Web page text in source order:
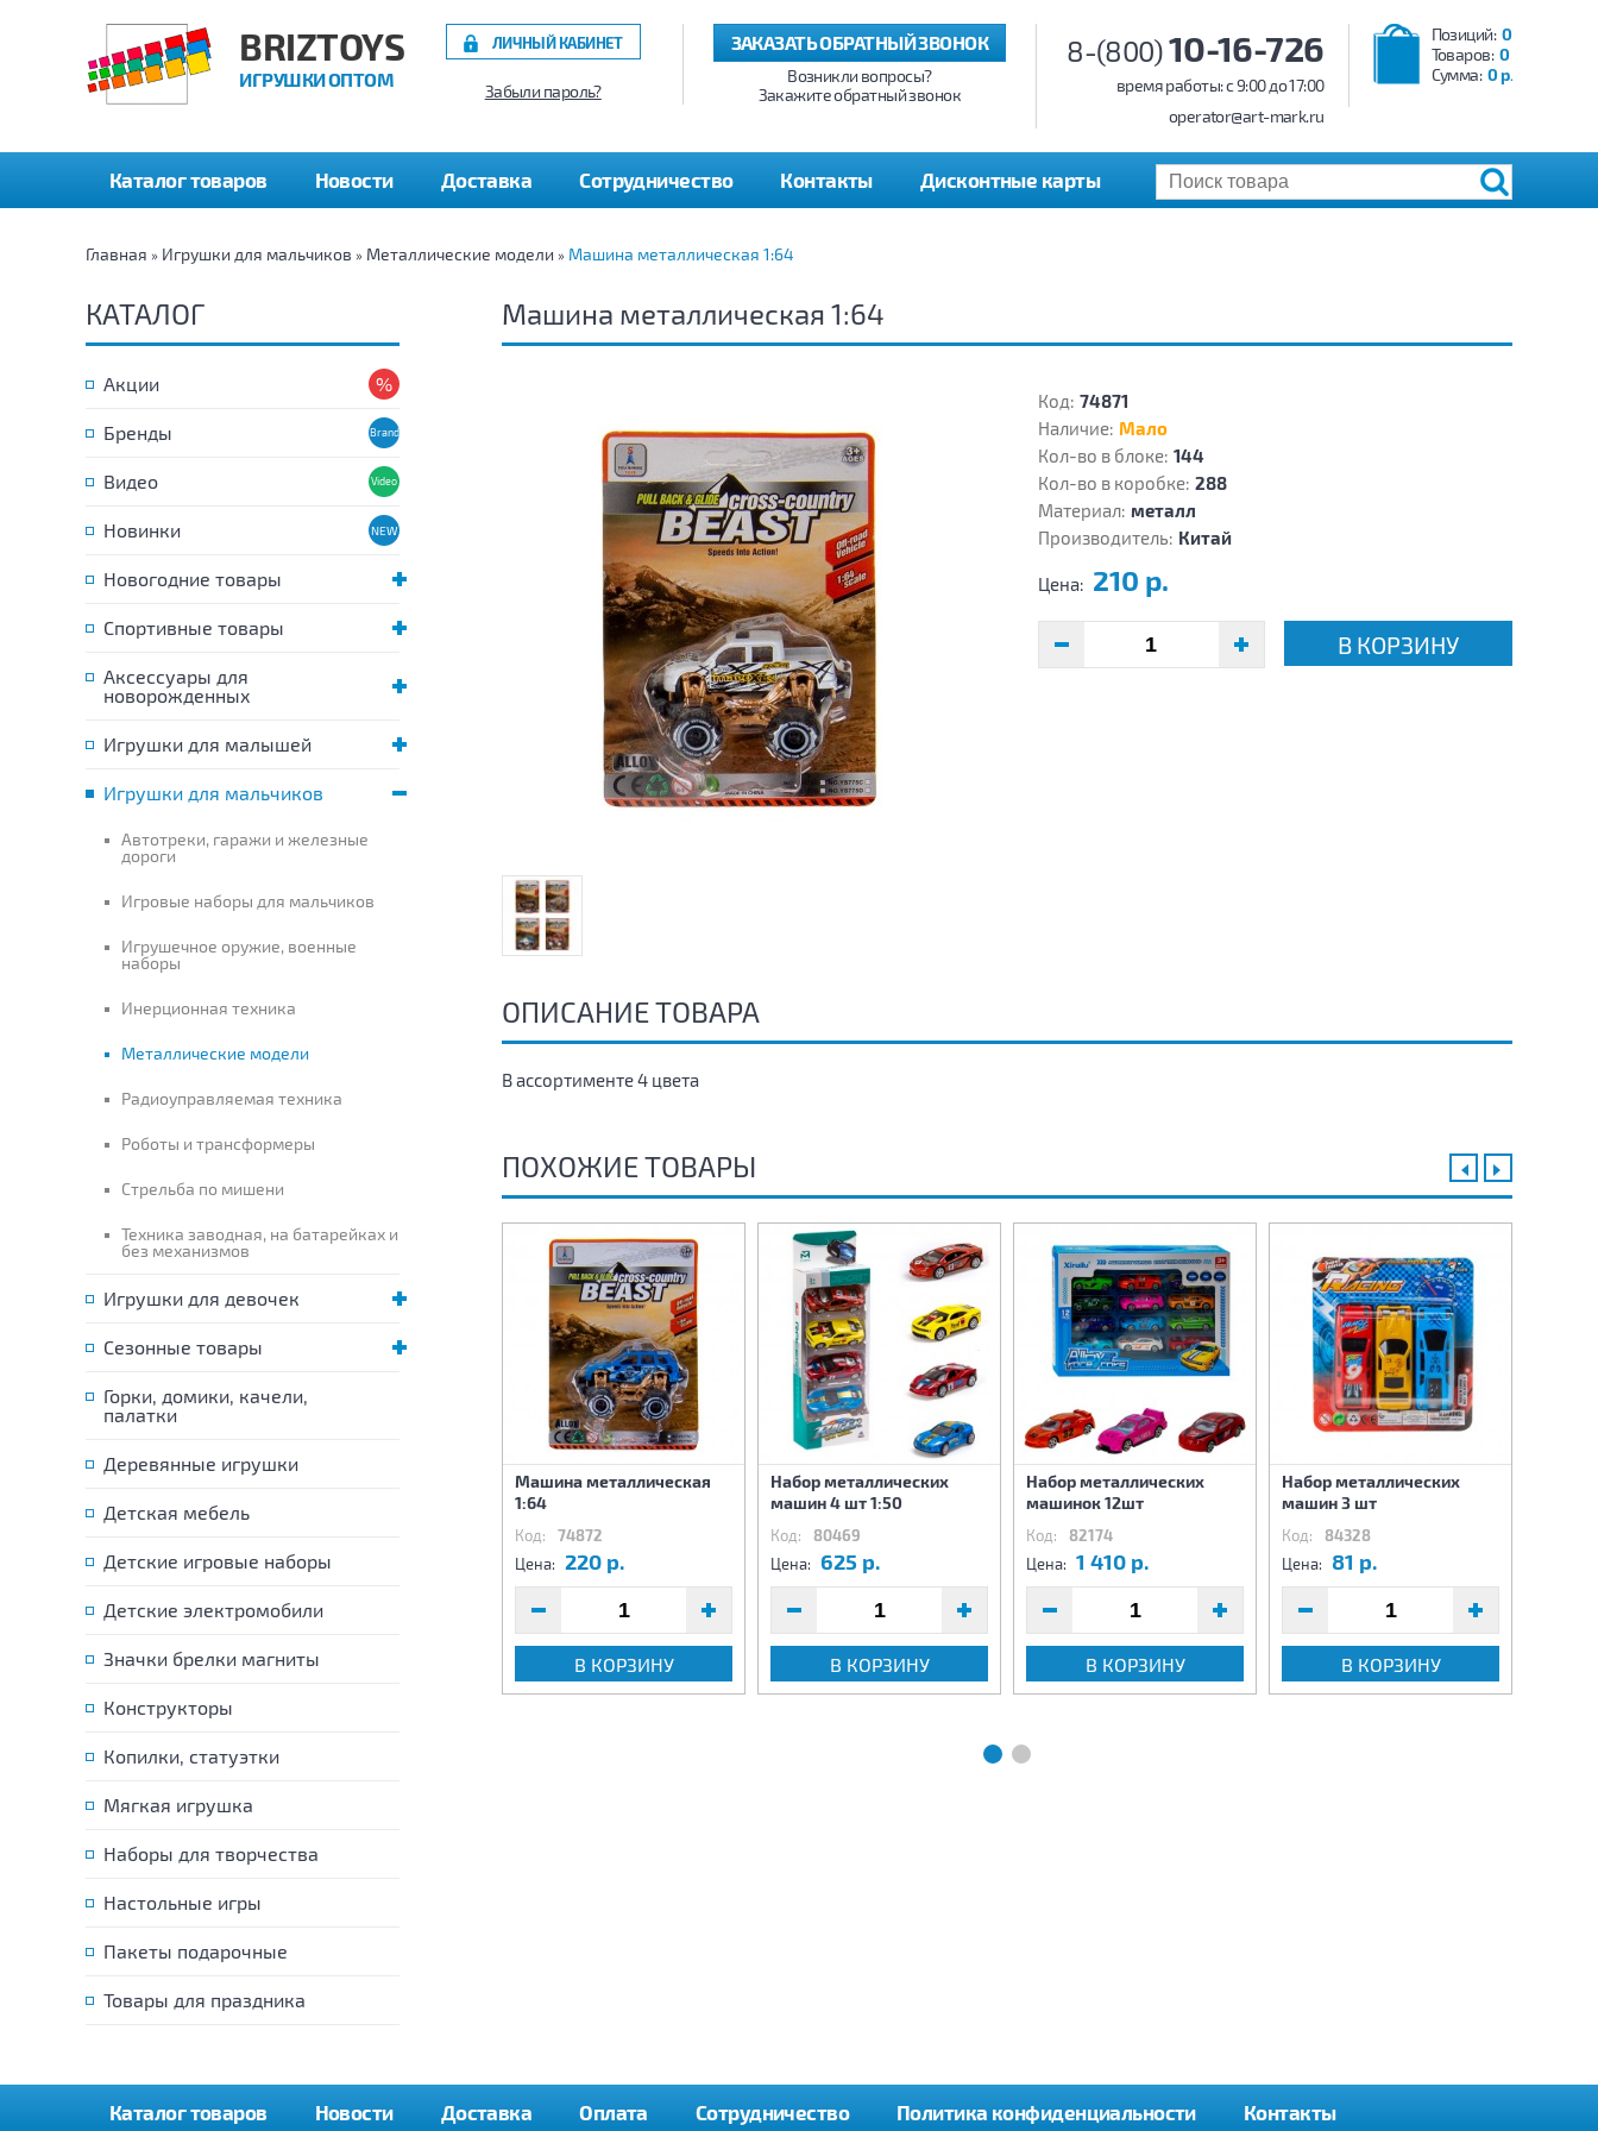
BRIZTOYS
ИГРУШКИ ОПТОМ
Позиций: 0
Товаров: 0
Сумма: 0 р.
8-(800)10-16-726
время работы: c 9:00 до 17:00
operator@art-mark.ru
ЗАКАЗАТЬ ОБРАТНЫЙ ЗВОНОК
Возникли вопросы?
Закажите обратный звонок
ЛИЧНЫЙ КАБИНЕТ
Забыли пароль?
Каталог товаров Новости Доставка Сотрудничество Контакты Дисконтные карты
Главная » Игрушки для мальчиков » Металлические модели » Машина металлическая 1:64
КАТАЛОГ
Акции
Бренды
Видео
Новинки
Новогодние товары
Спортивные товары
Аксессуары для
новорожденных
Игрушки для малышей
Игрушки для мальчиков
Автотреки, гаражи и железные
дороги
Игровые наборы для мальчиков
Игрушечное оружие, военные
наборы
Инерционная техника
Металлические модели
Радиоуправляемая техника
Роботы и трансформеры
Стрельба по мишени
Техника заводная, на батарейках и
без механизмов
Игрушки для девочек
Сезонные товары
Горки, домики, качели,
палатки
Деревянные игрушки
Детская мебель
Детские игровые наборы
Детские электромобили
Значки брелки магниты
Конструкторы
Копилки, статуэтки
Мягкая игрушка
Наборы для творчества
Настольные игры
Пакеты подарочные
Товары для праздника
Машина металлическая 1:64
Код: 74871
Наличие: Мало
Кол-во в блоке: 144
Кол-во в коробке: 288
Материал: металл
Производитель: Китай
Цена: 210 р.
В КОРЗИНУ
ОПИСАНИЕ ТОВАРА
В ассортименте 4 цвета
ПОХОЖИЕ ТОВАРЫ
Набор металлических
машин Полиция 12 шт
1 020 р.
В КОРЗИНУ
Набор металлических
Цена: 235 р.
В КОРЗИНУ
Машина металлическая
1:64
Код: 74872
Цена: 220 р.
В КОРЗИНУ
Набор металлических
машин 4 шт 1:50
Код: 80469
Цена: 625 р.
В КОРЗИНУ
Набор металлических
машинок 12шт
Код: 82174
Цена: 1 410 р.
В КОРЗИНУ
Набор металлических
машин 3 шт
Код: 84328
Цена: 81 р.
В КОРЗИНУ
Каталог товаров Новости Доставка Оплата Сотрудничество Политика конфиденциальности Контакты